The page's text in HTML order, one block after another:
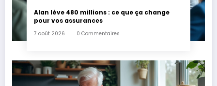
Alan lève 480 millions : ce que ça change
pour vos assurances
7 août 2026 0 Commentaires